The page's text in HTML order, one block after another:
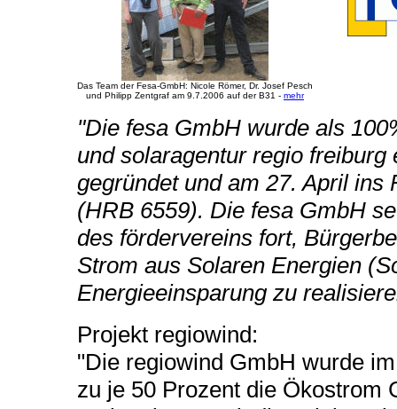
Das Team der Fesa-GmbH: Nicole Römer, Dr. Josef Pesch
und Philipp Zentgraf am 9.7.2006 auf der B31 - mehr
"Die fesa GmbH wurde als
und solaragentur regio
gegründet und am 27. April
(HRB 6559). Die fesa GmbH
des fördervereins fort,
Strom aus Solaren Energien
Energieeinsparung zu
Projekt regiowind:
"Die regiowind GmbH wurde
zu je 50 Prozent die Ökostrom